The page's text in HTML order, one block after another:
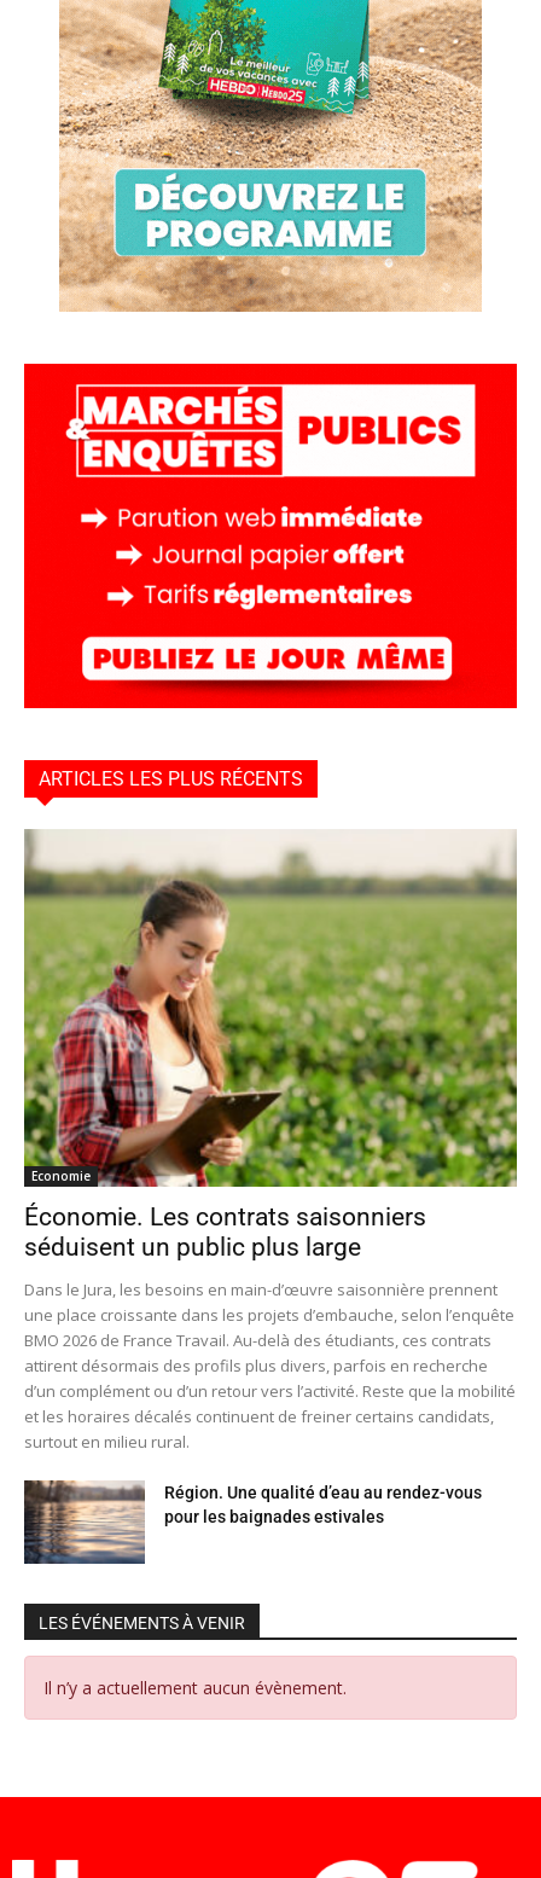
ARTICLES LES PLUS RÉCENTS
Economie
Économie. Les contrats saisonniers
séduisent un public plus large
Dans le Jura, les besoins en main-d’œuvre saisonnière prennent
une place croissante dans les projets d’embauche, selon l’enquête
BMO 2026 de France Travail. Au-delà des étudiants, ces contrats
attirent désormais des profils plus divers, parfois en recherche
d’un complément ou d’un retour vers l’activité. Reste que la mobilité
et les horaires décalés continuent de freiner certains candidats,
surtout en milieu rural.
Région. Une qualité d’eau au rendez-vous
pour les baignades estivales
LES ÉVÉNEMENTS À VENIR
Il n’y a actuellement aucun évènement.